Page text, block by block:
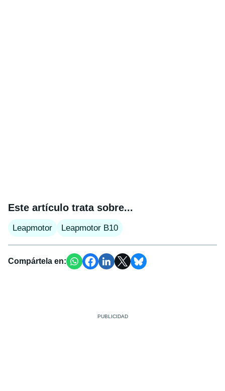
Este artículo trata sobre...
Leapmotor Leapmotor B10
Compártela en: